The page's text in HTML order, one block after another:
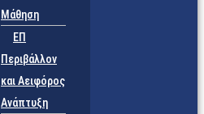
Μάθηση
ΕΠ
Περιβάλλον
και Αειφόρος
Ανάπτυξη